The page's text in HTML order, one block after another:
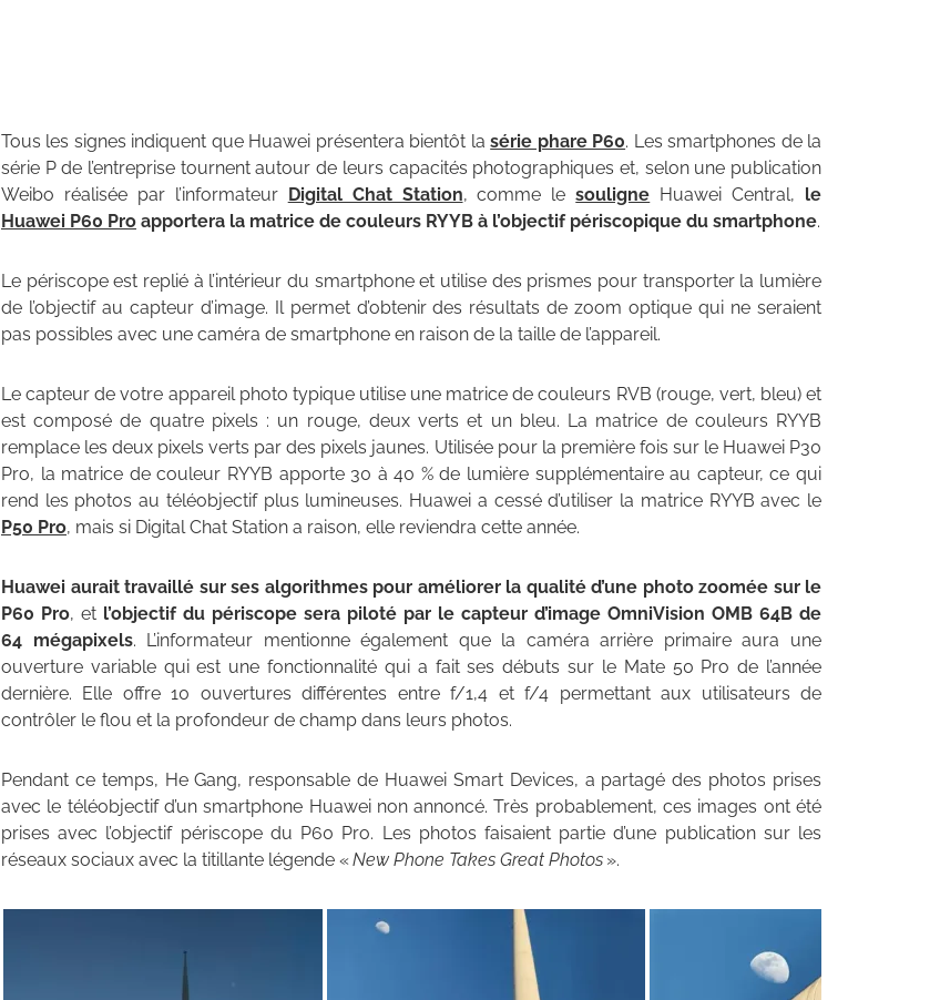
Tous les signes indiquent que Huawei présentera bientôt lasérie phare P60. Les smartphones de la
série P de l’entreprise tournent autour de leurs capacités photographiques et, selon une publication
Weibo réalisée par l’informateur Digital Chat Station, comme lesouligne Huawei Central, le
Huawei P60 Pro apportera la matrice de couleurs RYYB à l’objectif périscopique du smartphone.
Le périscope est replié à l’intérieur du smartphone et utilise des prismes pour transporter la lumière
de l’objectif au capteur d’image. Il permet d’obtenir des résultats de zoom optique qui ne seraient
pas possibles avec une caméra de smartphone en raison de la taille de l’appareil.
Le capteur de votre appareil photo typique utilise une matrice de couleurs RVB (rouge, vert, bleu) et
est composé de quatre pixels : un rouge, deux verts et un bleu. La matrice de couleurs RYYB
remplace les deux pixels verts par des pixels jaunes. Utilisée pour la première fois sur le Huawei P30
Pro, la matrice de couleur RYYB apporte 30 à 40 % de lumière supplémentaire au capteur, ce qui
rend les photos au téléobjectif plus lumineuses. Huawei a cessé d’utiliser la matrice RYYB avec le
P50 Pro, mais si Digital Chat Station a raison, elle reviendra cette année.
Huawei aurait travaillé sur ses algorithmes pour améliorer la qualité d’une photo zoomée sur le
P60 Pro, et l’objectif du périscope sera piloté par le capteur d’image OmniVision OMB 64B de
64 mégapixels. L’informateur mentionne également que la caméra arrière primaire aura une
ouverture variable qui est une fonctionnalité qui a fait ses débuts sur le Mate 50 Pro de l’année
dernière. Elle offre 10 ouvertures différentes entre f/1,4 et f/4 permettant aux utilisateurs de
contrôler le flou et la profondeur de champ dans leurs photos.
Pendant ce temps, He Gang, responsable de Huawei Smart Devices, a partagé des photos prises
avec le téléobjectif d’un smartphone Huawei non annoncé. Très probablement, ces images ont été
prises avec l’objectif périscope du P60 Pro. Les photos faisaient partie d’une publication sur les
réseaux sociaux avec la titillante légende «New Phone Takes Great Photos ».